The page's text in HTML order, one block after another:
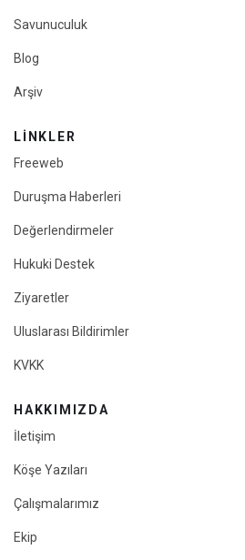
Savunuculuk
Blog
Arşiv
LINKLER
Freeweb
Duruşma Haberleri
Değerlendirmeler
Hukuki Destek
Ziyaretler
Uluslarası Bildirimler
KVKK
HAKKIMIZDA
İletişim
Köşe Yazıları
Çalışmalarımız
Ekip